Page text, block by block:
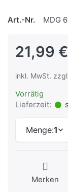
Art.-Nr. MDG
21,99 €
inkl. MwSt.
Vorrätig
Lieferzeit:
Menge:1
Merken